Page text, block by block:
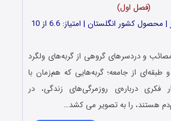
(فصل اول)
کشور انگلستان | امتیاز: 6.6 از 10
و دردسرهای گروهی از گربه‌های ولگرد
و طبقه‌ای از جامعه؛ گربه‌هایی که هم‌زمان با
فکری درباره‌ی روزمرگی‌های زندگی، در
هستند، را به تصویر می کشد…